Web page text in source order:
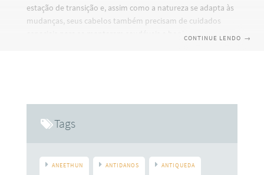
estação de transição e, assim como a natureza se adapta às
mudanças, seus cabelos também precisam de cuidados
especiais para se manterem saudáveis e bonitos. O clima
CONTINUE LENDO →
Tags
ANEETHUN ANTIDANOS ANTIQUEDA